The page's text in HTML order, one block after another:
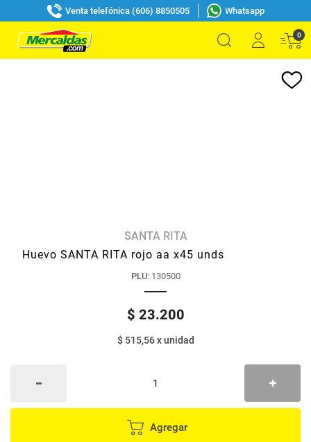
Venta telefónica (606) 8850505 Whatsapp
0
SANTA RITA
Huevo SANTA RITA rojo aa x45 unds
PLU: 130500
$ 23.200
$ 515,56xunidad
Agregar